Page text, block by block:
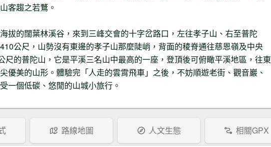
客趨之若鶩。
拔的闊葉林溪谷，來到三峰交會的十字岔路口，左往孝子山、右至普陀
公尺，山勢沒有東邊的孝子山那麼陡峭，背面的稜脊通往慈恩嶺及中央
尺的普陀山，它是平溪三名山中最高的一座，登頂後可俯瞰平溪地區，往東
優美的山形。體驗完「人走的雲霄飛車」之後，不妨順遊老街、觀音巖、
一個低碳、悠閒的山城小旅行。
路線地圖 人文生態 相關GPX